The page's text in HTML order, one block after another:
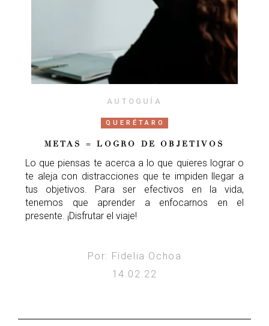
AUTOGUÍA
QUERÉTARO
METAS = LOGRO DE OBJETIVOS
Lo que piensas te acerca a lo que quieres lograr o
te aleja con distracciones que te impiden llegar a
tus objetivos. Para ser efectivos en la vida,
tenemos que aprender a enfocarnos en el
presente. ¡Disfrutar el viaje!
Por: Fidelia Ochoa
14.02.22